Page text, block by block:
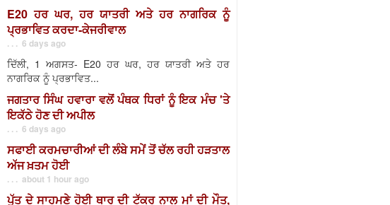
E20 ਹਰ ਘਰ, ਹਰ ਯਾਤਰੀ ਅਤੇ ਹਰ ਨਾਗਰਿਕ ਨੂੰ
ਪ੍ਰਭਾਵਿਤ ਕਰਦਾ-ਕੇਜਰੀਵਾਲ
. . . 6 days ago
ਦਿੱਲੀ, 1 ਅਗਸਤ- E20 ਹਰ ਘਰ, ਹਰ ਯਾਤਰੀ ਅਤੇ ਹਰ
ਨਾਗਰਿਕ ਨੂੰ ਪ੍ਰਭਾਵਿਤ...
ਜਗਤਾਰ ਸਿੰਘ ਹਵਾਰਾ ਵਲੋਂ ਪੰਥਕ ਧਿਰਾਂ ਨੂੰ ਇਕ ਮੰਚ 'ਤੇ
ਇਕੱਠੇ ਹੋਣ ਦੀ ਅਪੀਲ
. . . 6 days ago
ਸਫਾਈ ਕਰਮਚਾਰੀਆਂ ਦੀ ਲੰਬੇ ਸਮੇਂ ਤੋਂ ਚੱਲ ਰਹੀ ਹੜਤਾਲ
ਅੱਜ ਖ਼ਤਮ ਹੋਈ
. . . about 1 hour ago
ਪੁੱਤ ਦੇ ਸਾਹਮਣੇ ਹੋਈ ਥਾਰ ਦੀ ਟੱਕਰ ਨਾਲ ਮਾਂ ਦੀ ਮੌਤ,